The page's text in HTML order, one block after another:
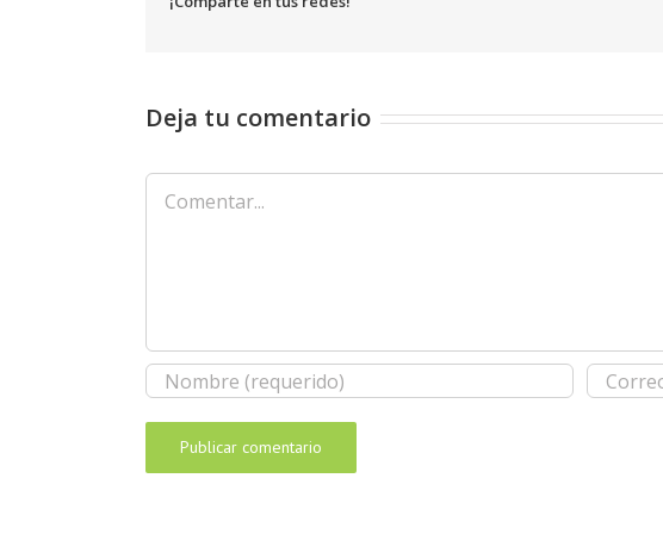
Deja tu comentario
Comentar